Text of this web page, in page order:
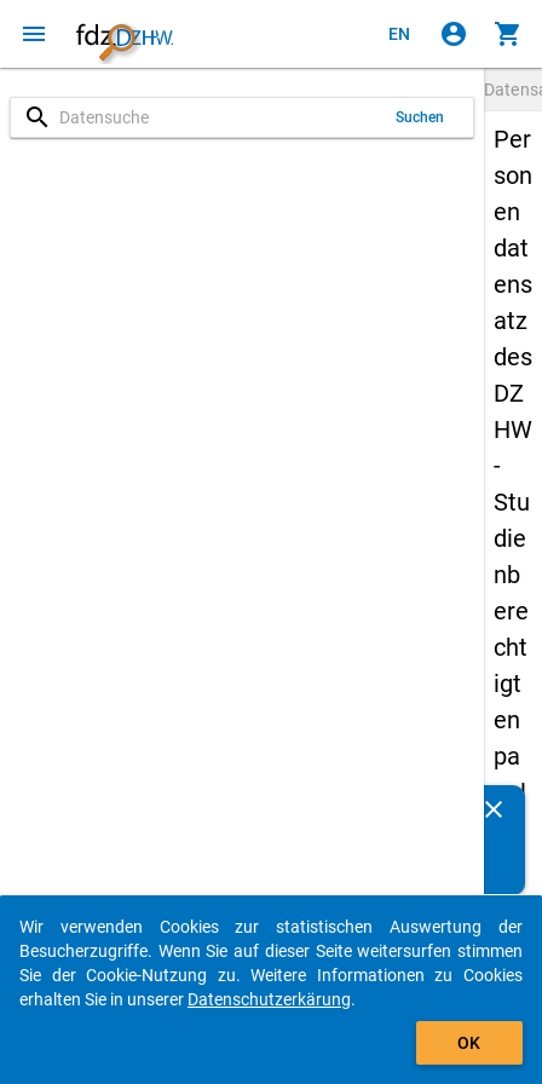
menu EN account_circle shopping_cart
search Suchen
Per
son
en
dat
ens
atz
des
DZ
HW
-
Stu
die
nb
ere
cht
igt
en
pa
nel
18
Details
clear
auto_stories
add_shopping_cart
Wir verwenden Cookies zur statistischen Auswertung der
Besucherzugriffe. Wenn Sie auf dieser Seite weitersurfen stimmen
Sie der Cookie-Nutzung zu. Weitere Informationen zu Cookies
erhalten Sie in unserer Datenschutzerkärung.
OK